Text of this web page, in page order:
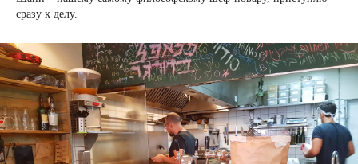
сразу к делу.